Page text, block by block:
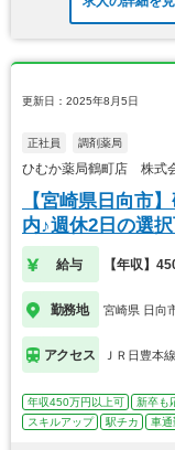
更新日：2025年8月5日
正社員 調剤薬局
ひむか薬局鶴町店 株式
【宮崎県日向市
内♪週休2日の選択
給与 【年収】
勤務地 宮崎県 日向
アクセス ＪＲ日豊本
年収450万円以上可 新卒も
スキルアップ
駅チカ 車通